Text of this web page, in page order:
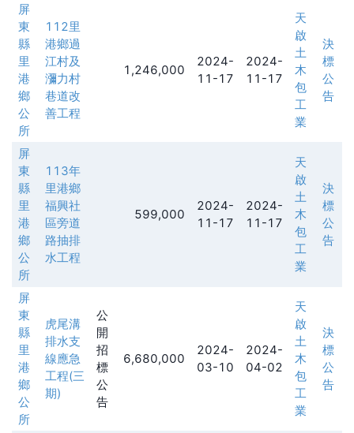
屏
東
縣
里
港
鄉
公
所
112里
港鄉過
江村及
瀰力村
巷道改
善工程
1,246,000
2024-
11-17
2024-
11-17
天
啟
土
木
包
工
業
決
標
公
告
屏
東
縣
里
港
鄉
公
所
113年
里港鄉
福興社
區旁道
路抽排
水工程
599,000
2024-
11-17
2024-
11-17
天
啟
土
木
包
工
業
決
標
公
告
屏
東
縣
里
港
鄉
公
所
虎尾溝
排水支
線應急
工程(三
期)
公
開
招
標
公
告
6,680,000
2024-
03-10
2024-
04-02
天
啟
土
木
包
工
業
決
標
公
告